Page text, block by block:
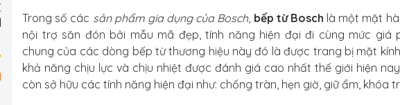
Studio
26 cm,
tự nhiên,
xước
Trong số các sản phẩm gia dụng của Bosch, bếp từ Bosch là một mặt
nội trợ săn đón bởi mẫu mã đẹp, tính năng hiện đại đi cùng mức giá
chung của các dòng bếp từ thương hiệu này đó là được trang bị mặt
khả năng chịu lực và chịu nhiệt được đánh giá cao nhất thế giới hiện
còn sở hữu các tính năng hiện đại như: chống tràn, hẹn giờ, giữ ẩm, khóa